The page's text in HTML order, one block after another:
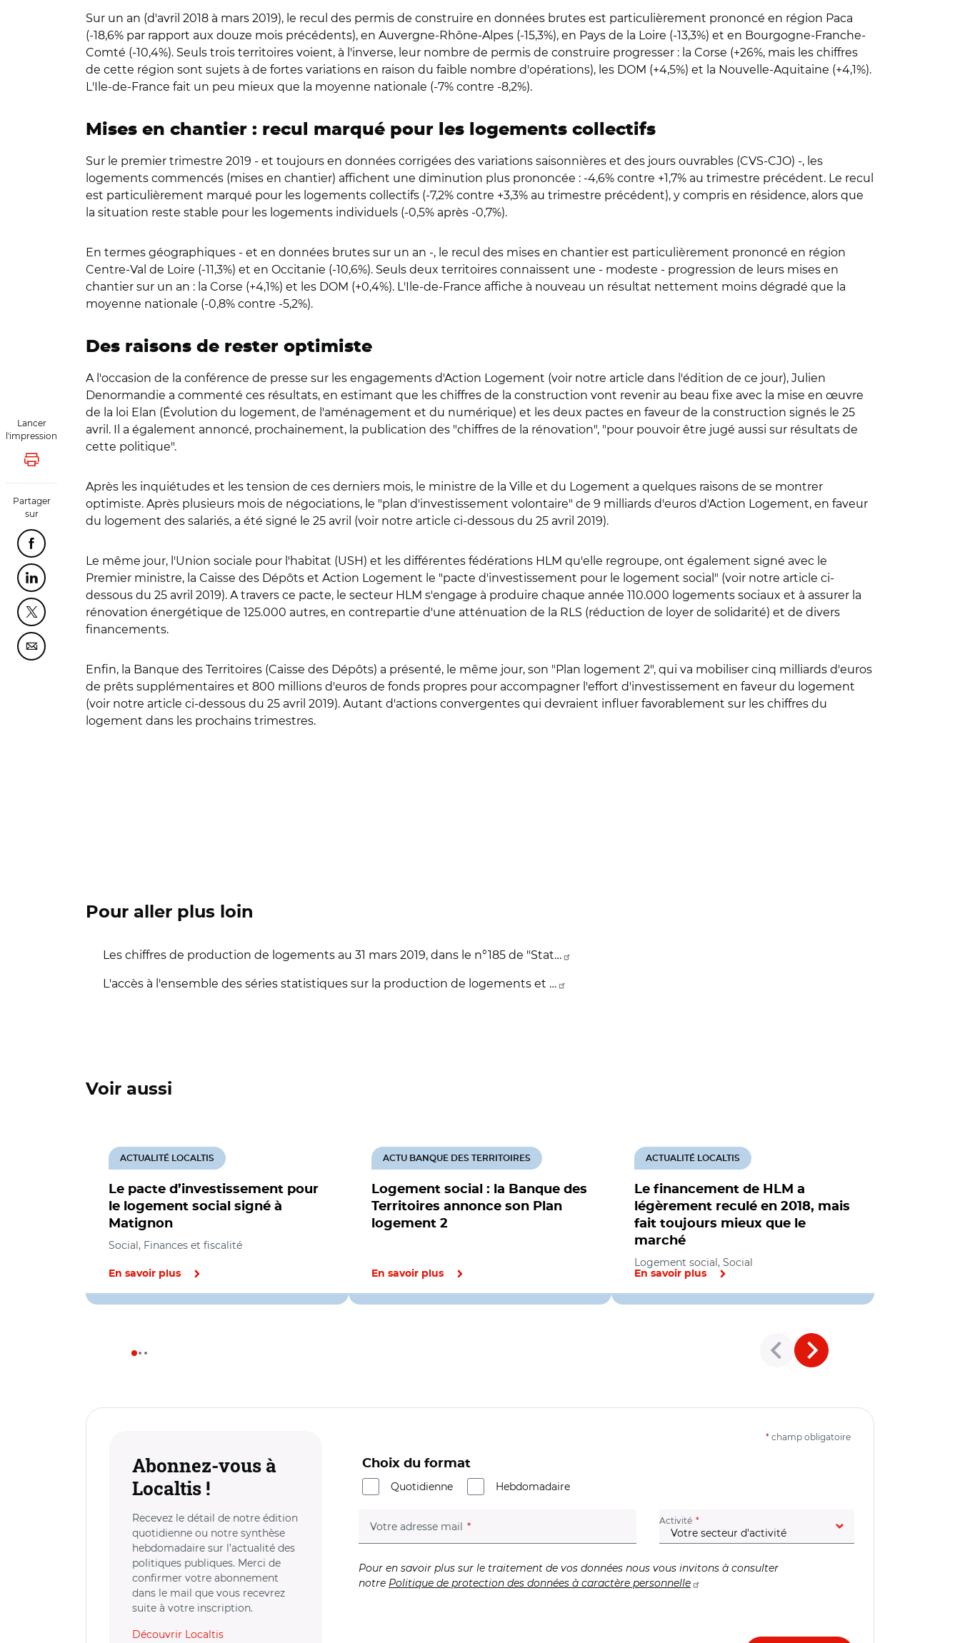
Lancer
l'impression
Lancer l'impression
Partager
sur
Partager cette page sur Facebook
Partager cette page sur Linkedin
Partager cette page sur Twitter
Partager cette page sur Courriel
Sur un an (d'avril 2018 à mars 2019), le recul des permis de construire en données brutes est particulièrement prononcé en région Paca
(-18,6% par rapport aux douze mois précédents), en Auvergne-Rhône-Alpes (-15,3%), en Pays de la Loire (-13,3%) et en Bourgogne-Franche-
Comté (-10,4%). Seuls trois territoires voient, à l'inverse, leur nombre de permis de construire progresser : la Corse (+26%, mais les chiffres
de cette région sont sujets à de fortes variations en raison du faible nombre d'opérations), les DOM (+4,5%) et la Nouvelle-Aquitaine (+4,1%).
L'Ile-de-France fait un peu mieux que la moyenne nationale (-7% contre -8,2%).
Mises en chantier : recul marqué pour les logements collectifs
Sur le premier trimestre 2019 - et toujours en données corrigées des variations saisonnières et des jours ouvrables (CVS-CJO) -, les
logements commencés (mises en chantier) affichent une diminution plus prononcée : -4,6% contre +1,7% au trimestre précédent. Le recul
est particulièrement marqué pour les logements collectifs (-7,2% contre +3,3% au trimestre précédent), y compris en résidence, alors que
la situation reste stable pour les logements individuels (-0,5% après -0,7%).
En termes géographiques - et en données brutes sur un an -, le recul des mises en chantier est particulièrement prononcé en région
Centre-Val de Loire (-11,3%) et en Occitanie (-10,6%). Seuls deux territoires connaissent une - modeste - progression de leurs mises en
chantier sur un an : la Corse (+4,1%) et les DOM (+0,4%). L'Ile-de-France affiche à nouveau un résultat nettement moins dégradé que la
moyenne nationale (-0,8% contre -5,2%).
Des raisons de rester optimiste
A l'occasion de la conférence de presse sur les engagements d'Action Logement (voir notre article dans l'édition de ce jour), Julien
Denormandie a commenté ces résultats, en estimant que les chiffres de la construction vont revenir au beau fixe avec la mise en œuvre
de la loi Elan (Évolution du logement, de l'aménagement et du numérique) et les deux pactes en faveur de la construction signés le 25
avril. Il a également annoncé, prochainement, la publication des "chiffres de la rénovation", "pour pouvoir être jugé aussi sur résultats de
cette politique".
Après les inquiétudes et les tension de ces derniers mois, le ministre de la Ville et du Logement a quelques raisons de se montrer
optimiste. Après plusieurs mois de négociations, le "plan d'investissement volontaire" de 9 milliards d'euros d'Action Logement, en faveur
du logement des salariés, a été signé le 25 avril (voir notre article ci-dessous du 25 avril 2019).
Le même jour, l'Union sociale pour l'habitat (USH) et les différentes fédérations HLM qu'elle regroupe, ont également signé avec le
Premier ministre, la Caisse des Dépôts et Action Logement le "pacte d'investissement pour le logement social" (voir notre article ci-
dessous du 25 avril 2019). A travers ce pacte, le secteur HLM s'engage à produire chaque année 110.000 logements sociaux et à assurer la
rénovation énergétique de 125.000 autres, en contrepartie d'une atténuation de la RLS (réduction de loyer de solidarité) et de divers
financements.
Enfin, la Banque des Territoires (Caisse des Dépôts) a présenté, le même jour, son "Plan logement 2", qui va mobiliser cinq milliards d'euros
de prêts supplémentaires et 800 millions d'euros de fonds propres pour accompagner l'effort d'investissement en faveur du logement
(voir notre article ci-dessous du 25 avril 2019). Autant d'actions convergentes qui devraient influer favorablement sur les chiffres du
logement dans les prochains trimestres.
Pour aller plus loin
Les chiffres de production de logements au 31 mars 2019, dans le n°185 de "Stat…
L'accès à l'ensemble des séries statistiques sur la production de logements et …
Voir aussi
Le pacte d’investissement pour
le logement social signé à
Matignon
ACTUALITÉ LOCALTIS
Social, Finances et fiscalité
En savoir plus
Logement social : la Banque des
Territoires annonce son Plan
logement 2
ACTU BANQUE DES TERRITOIRES
En savoir plus
Le financement de HLM a
légèrement reculé en 2018, mais
fait toujours mieux que le
marché
ACTUALITÉ LOCALTIS
Logement social, Social
En savoir plus
Abonnez-vous à
Localtis !
Recevez le détail de notre édition
quotidienne ou notre synthèse
hebdomadaire sur l’actualité des
politiques publiques. Merci de
confirmer votre abonnement
dans le mail que vous recevrez
suite à votre inscription.
Découvrir Localtis
* champ obligatoire
Choix du format
Quotidienne
Hebdomadaire
Votre adresse mail (champ obligatoire) Activité (champ obligatoire)
Pour en savoir plus sur le traitement de vos données nous vous invitons à consulter
notre Politique de protection des données à caractère personnelle